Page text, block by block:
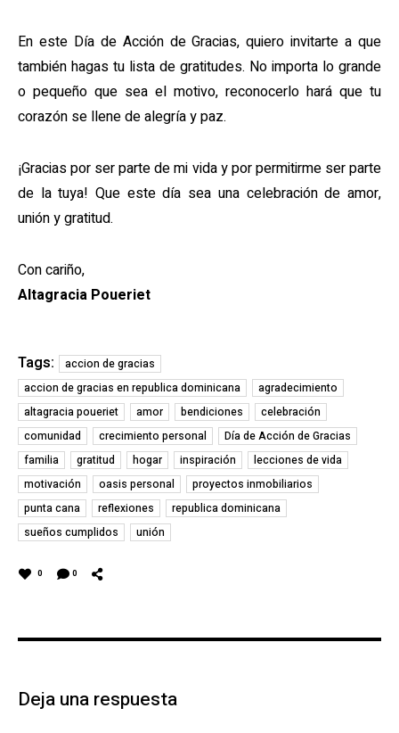
En este Día de Acción de Gracias, quiero invitarte a que
también hagas tu lista de gratitudes. No importa lo grande
o pequeño que sea el motivo, reconocerlo hará que tu
corazón se llene de alegría y paz.
¡Gracias por ser parte de mi vida y por permitirme ser parte
de la tuya! Que este día sea una celebración de amor,
unión y gratitud.
Con cariño,
Altagracia Poueriet
Tags:
accion de gracias
accion de gracias en republica dominicana
agradecimiento
altagracia poueriet
amor bendiciones
celebración
comunidad
crecimiento personal
Día de Acción de Gracias
familia
gratitud hogar inspiración
lecciones de vida
motivación
oasis personal
proyectos inmobiliarios
punta cana
reflexiones
republica dominicana
sueños cumplidos
unión
0 0
Deja una respuesta